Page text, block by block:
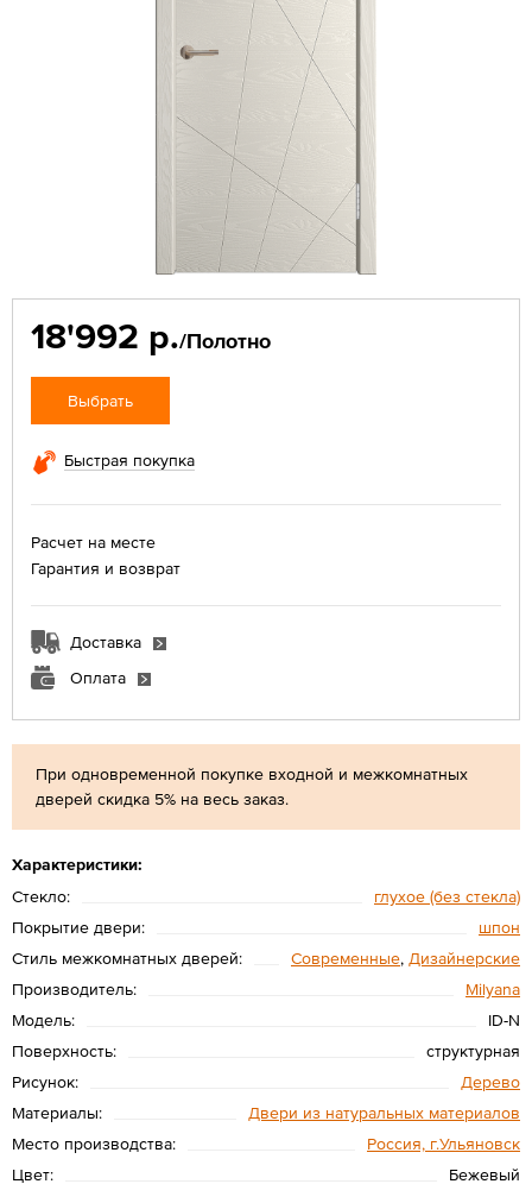
При одновременной покупке входной и межкомнатных
дверей скидка 5% на весь заказ.
Характеристики:
Стекло:
глухое (без стекла)
Покрытие двери:
шпон
Стиль межкомнатных дверей:
Современные, Дизайнерские
Производитель:
Мilyana
Модель:
ID-N
Поверхность:
структурная
Рисунок:
Дерево
Материалы:
Двери из натуральных материалов
Место производства:
Россия, г.Ульяновск
Цвет:
Бежевый
18'992 р./Полотно
Выбрать
Быстрая покупка
Расчет на месте
Гарантия и возврат
Доставка
Оплата